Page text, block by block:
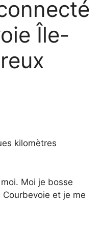
Île-
kilomètres
Moi je bosse
et je me